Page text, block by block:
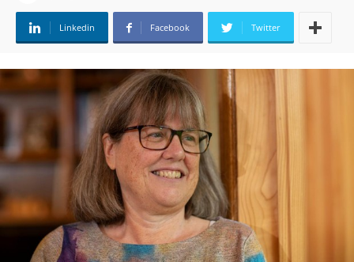
Linkedin Facebook Twitter